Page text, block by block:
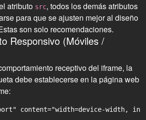
atributo src, todos los demás atributos
para que se ajusten mejor al diseño
son solo recomendaciones.
Responsivo (Móviles /
receptivo del iframe, la
debe establecerse en la página web
content="width=device-width,